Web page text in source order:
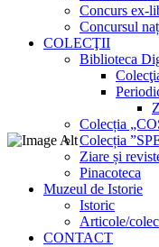
Concurs ex-
Concursul
COLECŢII
Biblioteca
Colecția
Colecția
Ziare și
Pinacoteca
Muzeul de Istorie
Istoric
Articole/
CONTACT